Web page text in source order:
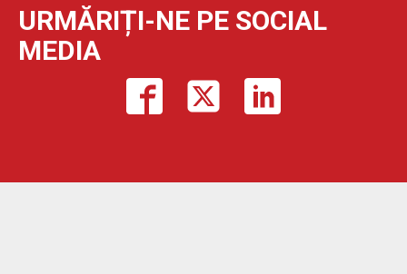
URMĂRIȚI-NE PE SOCIAL
MEDIA